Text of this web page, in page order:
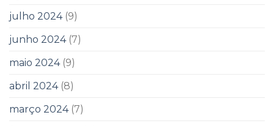
julho 2024(9)
junho 2024(7)
maio 2024(9)
abril 2024(8)
março 2024(7)